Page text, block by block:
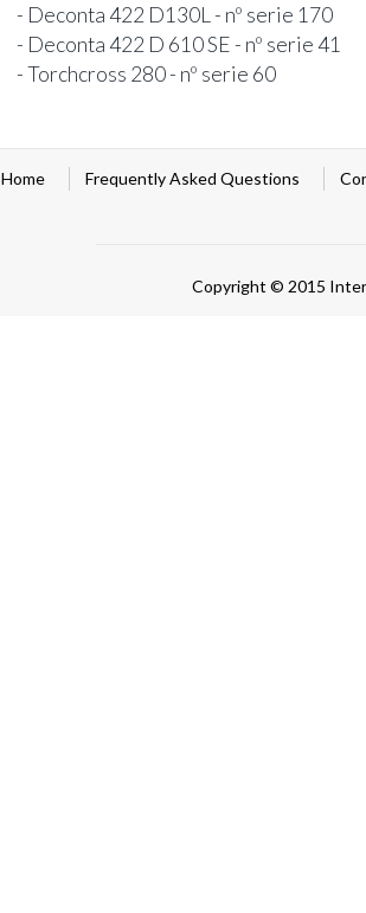
- Deconta 422 D130L - nº serie 170
- Deconta 422 D 610 SE - nº serie 41
- Torchcross 280 - nº serie 60
Home Frequently Asked Questions
Copyright © 2015